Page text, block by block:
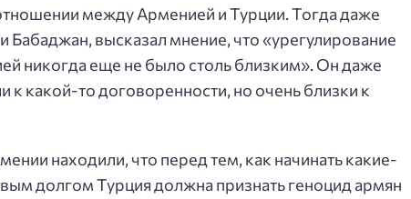
между Арменией и Турции. Тогда даже
Бабаджан, высказал мнение, что «урегулирование
никогда еще не было столь близким». Он даже
к какой-то договоренности, но очень близки к
находили, что перед тем, как начинать какие-
долгом Турция должна признать геноцид армян